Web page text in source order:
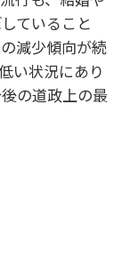
ていること
減少傾向が続
い状況にあり
の道政上の最
。